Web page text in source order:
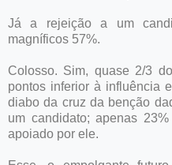
Já a rejeição a um
magníficos 57%.
Colosso. Sim, quase 2/3
pontos inferior à influência
diabo da cruz da benção
um candidato; apenas
apoiado por ele.